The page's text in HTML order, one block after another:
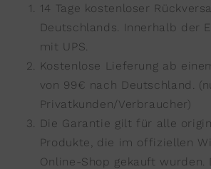
14 Tage kostenloser
Deutschlands. Innerhalb der
mit UPS.
Kostenlose Lieferung ab
von 99€ nach Deutschland.
Privatkunden/Verbraucher)
Die Garantie gilt für alle
Produkte, die im offiziellen
Online-Shop gekauft wurden.